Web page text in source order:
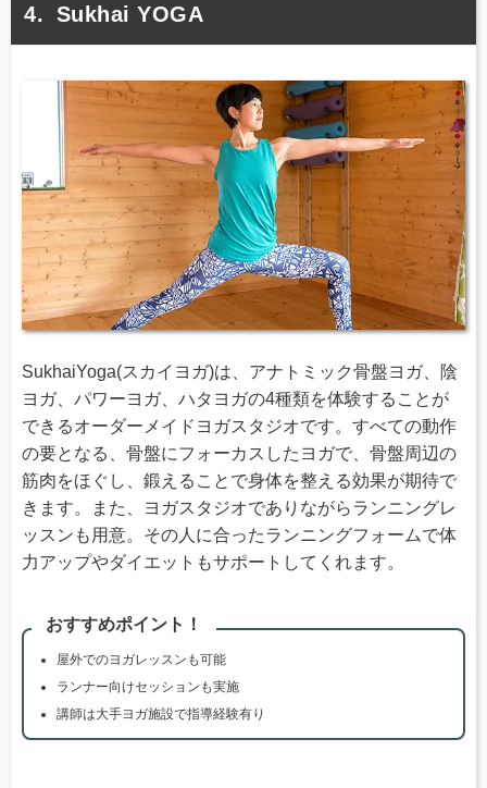
Sukhai YOGA
SukhaiYoga(スカイヨガ)は、アナトミック骨盤ヨガ、陰
ヨガ、パワーヨガ、ハタヨガの4種類を体験することが
できるオーダーメイドヨガスタジオです。すべての動作
の要となる、骨盤にフォーカスしたヨガで、骨盤周辺の
筋肉をほぐし、鍛えることで身体を整える効果が期待で
きます。また、ヨガスタジオでありながらランニングレ
ッスンも用意。その人に合ったランニングフォームで体
力アップやダイエットもサポートしてくれます。
おすすめポイント！
屋外でのヨガレッスンも可能
ランナー向けセッションも実施
講師は大手ヨガ施設で指導経験有り